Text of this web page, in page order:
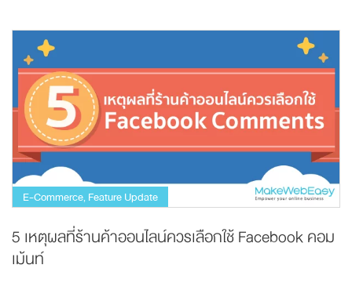
E-Commerce, Feature Update
5 เหตุผลที่ร้านค้าออนไลน์ควรเลือกใช้ Facebook คอม
เม้นท์